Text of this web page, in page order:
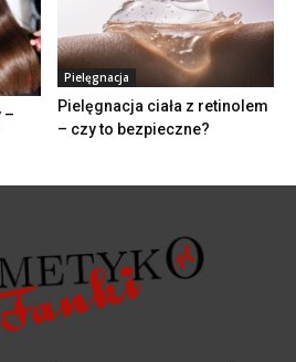
–
Pielęgnacja
Pielęgnacja ciała z retinolem
– czy to bezpieczne?